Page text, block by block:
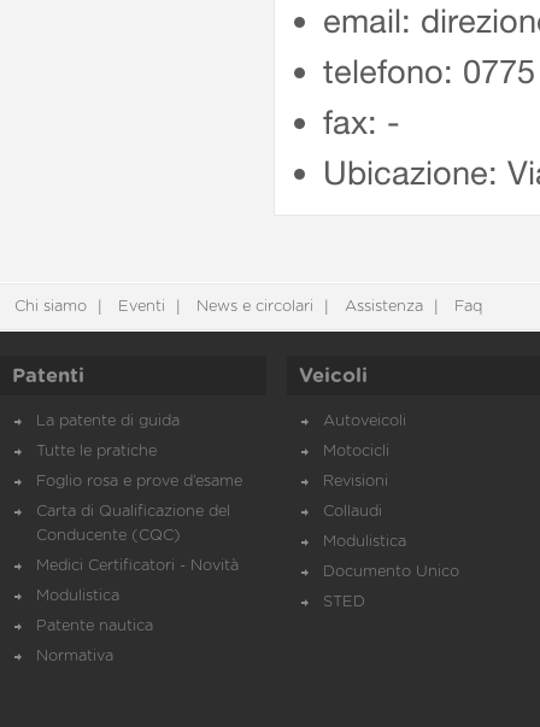
email:
telefono:
fax: -
Ubicazione:
Chi siamo Eventi News e circolari Assistenza Faq
Patenti
La patente di guida
Tutte le pratiche
Foglio rosa e prove d’esame
Carta di Qualificazione del
Conducente (CQC)
Medici Certificatori - Novità
Modulistica
Patente nautica
Normativa
Veicoli
Autoveicoli
Motocicli
Revisioni
Collaudi
Modulistica
Documento Unico
STED